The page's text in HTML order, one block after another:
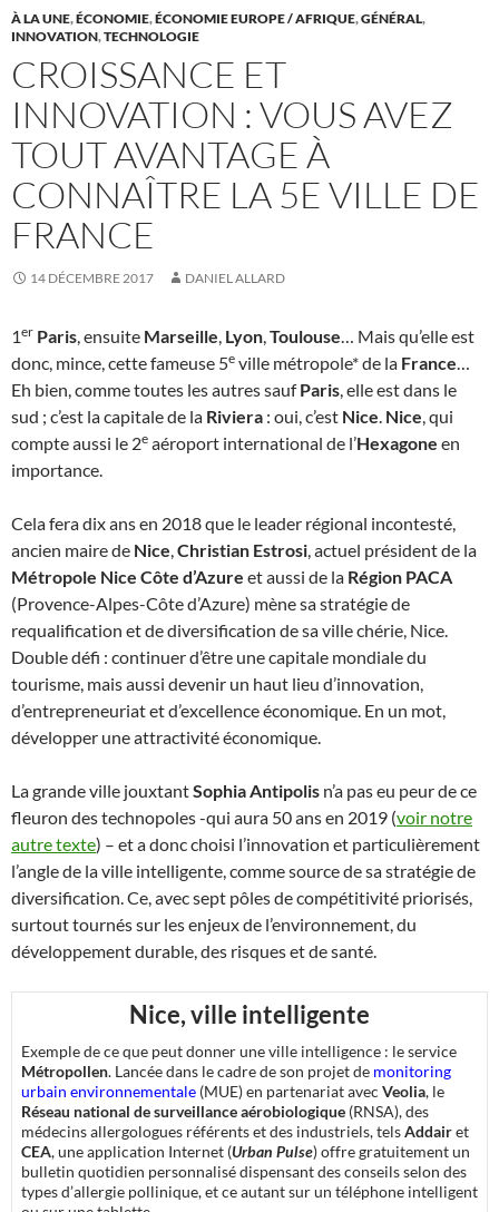
À LA UNE,ÉCONOMIE,ÉCONOMIE EUROPE / AFRIQUE,GÉNÉRAL,
INNOVATION,TECHNOLOGIE
CROISSANCE ET
INNOVATION : VOUS AVEZ
TOUT AVANTAGE À
CONNAÎTRE LA 5E VILLE DE
FRANCE
14 DÉCEMBRE 2017 DANIEL ALLARD
1er Paris, ensuite Marseille, Lyon,Toulouse… Mais qu’elle est
donc, mince, cette fameuse 5e ville métropole* de la France…
Eh bien, comme toutes les autres saufParis, elle est dans le
sud ; c’est la capitale de la Riviera : oui, c’est Nice. Nice, qui
compte aussi le 2e aéroport international de l’Hexagone en
importance.
Cela fera dix ans en 2018 que le leader régional incontesté,
ancien maire de Nice,Christian Estrosi, actuel président de la
Métropole Nice Côte d’Azure et aussi de la Région PACA
(Provence-Alpes-Côte d’Azure) mène sa stratégie de
requalification et de diversification de sa ville chérie, Nice.
Double défi : continuer d’être une capitale mondiale du
tourisme, mais aussi devenir un haut lieu d’innovation,
d’entrepreneuriat et d’excellence économique. En un mot,
développer une attractivité économique.
La grande ville jouxtantSophia Antipolis n’a pas eu peur de ce
fleuron des technopoles -qui aura 50 ans en 2019 (voir notre
autre texte) – et a donc choisi l’innovation et particulièrement
l’angle de la ville intelligente, comme source de sa stratégie de
diversification. Ce, avec sept pôles de compétitivité priorisés,
surtout tournés sur les enjeux de l’environnement, du
développement durable, des risques et de santé.
Nice, ville intelligente
Exemple de ce que peut donner une ville intelligence : le service
Métropollen. Lancée dans le cadre de son projet de monitoring
urbain environnementale (MUE) en partenariat avec Veolia, le
Réseau national de surveillance aérobiologique (RNSA), des
médecins allergologues référents et des industriels, telsAddairet
CEA, une application Internet (Urban Pulse) offre gratuitement un
bulletin quotidien personnalisé dispensant des conseils selon des
types d’allergie pollinique, et ce autant sur un téléphone intelligent